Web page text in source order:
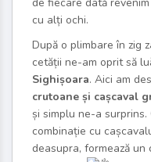
de fiecare dată
cu alți ochi.
După o plimbare în zig
cetății ne-am oprit să
Sighișoara. Aici am
crutoane și cașcaval
și simplu ne-a
combinație cu
deasupra, formează